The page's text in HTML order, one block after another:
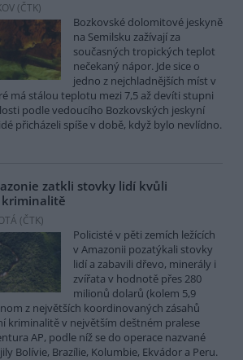
(ČTK)
Bozkovské dolomitové jeskyně
na Semilsku zažívají za
současných tropických teplot
nečekaný nápor. Jde sice o
jedno z nejchladnějších míst v
má stálou teplotu mezi 7,5 až devíti stupni
podle vedoucího Bozkovských jeskyní
přicházeli spíše v době, když bylo nevlídno.
zatkli stovky lidí kvůli
(ČTK)
Policisté v pěti zemích ležících
v Amazonii pozatýkali stovky
lidí a zabavili dřevo, minerály i
zvířata v hodnotě přes 280
milionů dolarů (kolem 5,9
z největších koordinovaných zásahů
kriminalitě v největším deštném pralese
AP, podle níž se do operace nazvané
Bolívie, Brazílie, Kolumbie, Ekvádor a Peru.